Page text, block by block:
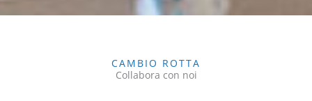
CAMBIO ROTTA
Collabora con noi